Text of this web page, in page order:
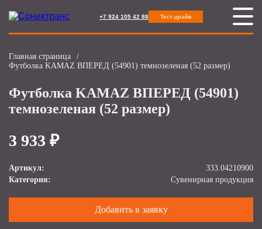
+7 924 105 42 88 Тест-драйв
Главная страница
/
Футболка KAMAZ ВПЕРЕД (54901) темнозеленая (52 размер)
Футболка KAMAZ ВПЕРЕД (54901)
темнозеленая (52 размер)
3 933 ₽
Артикул:
333.04210900
Категория:
Сувенирная продукция
Добавить в заявку